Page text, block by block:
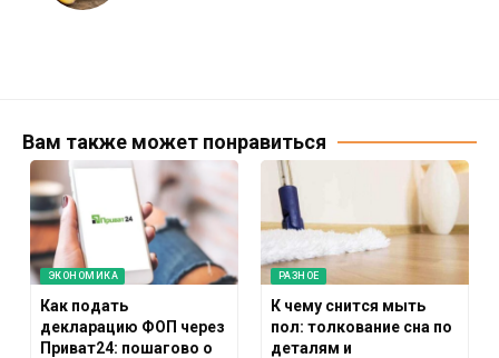
Вам также может понравиться
ЭКОНОМИКА
Как подать
декларацию ФОП через
Приват24: пошагово о
РАЗНОЕ
К чему снится мыть
пол: толкование сна по
деталям и